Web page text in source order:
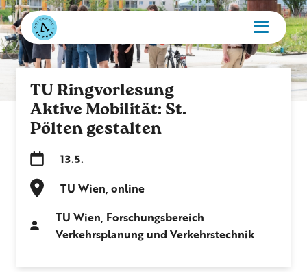
TU Ringvorlesung
Aktive Mobilität: St.
Pölten gestalten
13.5.
TU Wien, online
TU Wien, Forschungsbereich
Verkehrsplanung und Verkehrstechnik